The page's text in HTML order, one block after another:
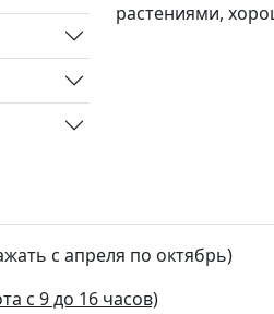
растениями,
с апреля по октябрь)
с 9 до 16 часов)